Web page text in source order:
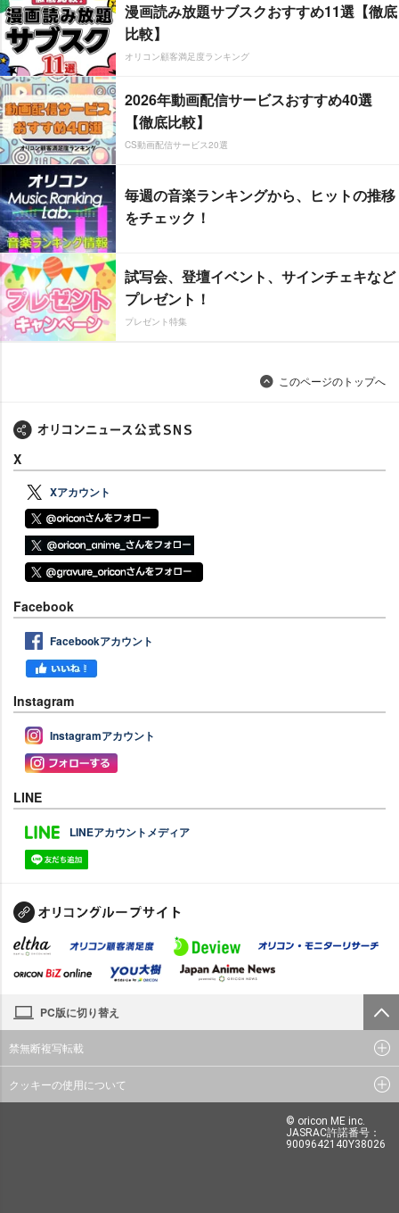
漫画読み放題サブスクおすすめ11選【徹底
比較】
オリコン顧客満足度ランキング
2026年動画配信サービスおすすめ40選
【徹底比較】
CS動画配信サービス20選
毎週の音楽ランキングから、ヒットの推移
をチェック！
試写会、登壇イベント、サインチェキなど
プレゼント！
プレゼント特集
このページのトップへ
X
Xアカウント
Facebook
Facebookアカウント
Instagram
Instagramアカウント
LINE
LINEアカウントメディア
PC版に切り替え
禁無断複写転載
クッキーの使用について
© oricon ME inc.
JASRAC許諾番号：
9009642140Y38026